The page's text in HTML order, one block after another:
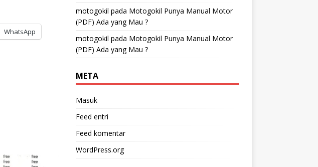
WhatsApp
motogokil pada Motogokil Punya Manual Motor
(PDF) Ada yang Mau ?
motogokil pada Motogokil Punya Manual Motor
(PDF) Ada yang Mau ?
META
Masuk
Feed entri
Feed komentar
WordPress.org